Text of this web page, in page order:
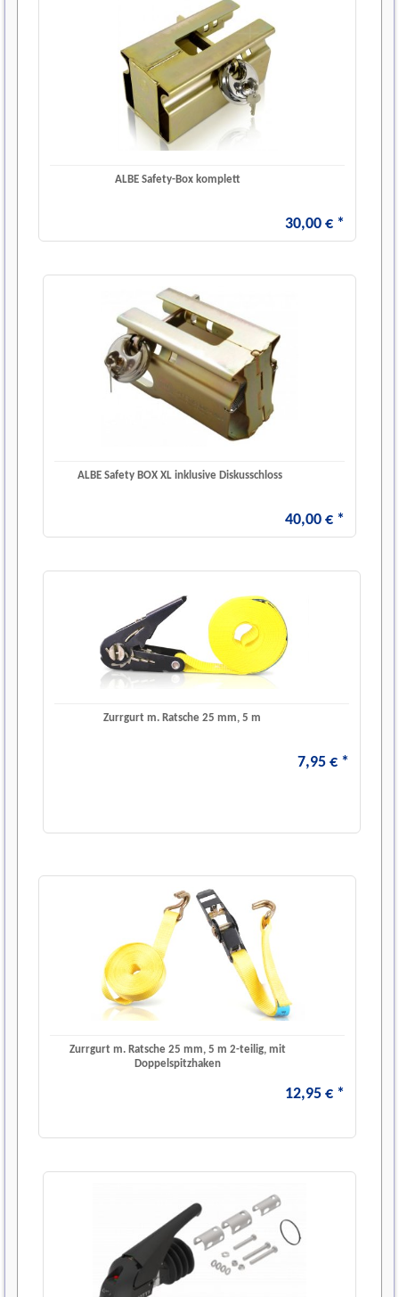
ALBE Safety-Box komplett
30,00 € *
ALBE Safety BOX XL inklusive Diskusschloss
40,00 € *
Zurrgurt m. Ratsche 25 mm, 5 m
7,95 € *
Zurrgurt m. Ratsche 25 mm, 5 m 2-teilig, mit
Doppelspitzhaken
12,95 € *